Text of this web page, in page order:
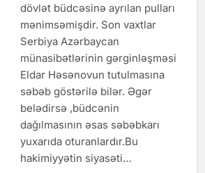
dövlət büdcəsinə ayrılan pulları
mənimsəmişdir. Son vaxtlar
Serbiya Azərbaycan
münasibətlərinin gərginləşməsi
Eldar Həsənovun tutulmasına
səbəb göstərilə bilər. Əgər
belədirsə ,büdcənin
dağılmasının əsas səbəbkarı
yuxarıda oturanlardır.Bu
hakimiyyətin siyasəti…